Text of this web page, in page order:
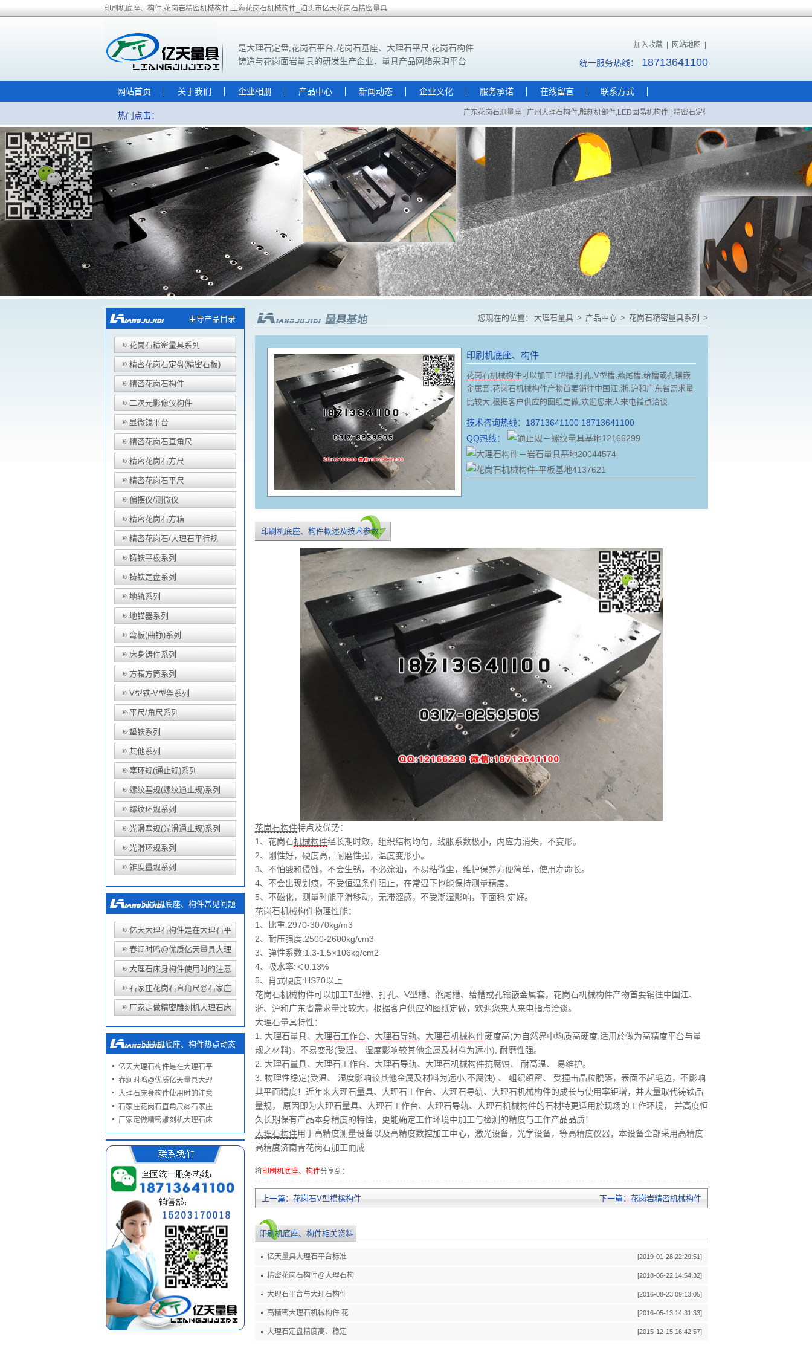
印刷机底座、构件,花岗岩精密机械构件,上海花岗石机械构件_泊头市亿天花岗石精密量具
是大理石定盘 花岗石平台 花岗石基座、大理石平尺, 花岗石构件
铸造与花岗面岩量具的研发生产企业．量具产品网络采购平台
加入收藏 网站地图
统一服务热线： 18713641100
网站首页 关于我们 企业相册 产品中心 新闻动态 企业文化 服务承诺 在线留言 联系方式
热门点击： 广东花岗石测量座 | 广州大理石构件,雕刻机部件,LED固晶机构件 | 精密石定盤,精密石板,精密石定盘
您现在的位置： 大理石量具 > 产品中心 > 花岗石精密量具系列 >
印刷机底座、构件
花岗石机械构件可以加工T型槽,打孔,V型槽,燕尾槽,给槽或孔镶嵌
金属套,花岗石机械构件产物首要销往中国江,浙,沪和广东省需求量
比较大,根据客户供应的图纸定做,欢迎您来人来电指点洽谈.
技术咨询热线： 18713641100 18713641100
QQ热线：
12166299
20044574
4137621
印刷机底座、构件概述及技术参数：
花岗石构件特点及优势：
1、花岗石机械构件经长期时效，组织结构均匀，线胀系数极小，内应力消失，不变形。
2、刚性好，硬度高，耐磨性强，温度变形小。
3、不怕酸和侵蚀，不会生锈，不必涂油，不易粘微尘，维护保养方便简单，使用寿命长。
4、不会出现划痕，不受恒温条件阻止，在常温下也能保持测量精度。
5、不磁化，测量时能平滑移动，无滞涩感，不受潮湿影响，平面稳 定好。
花岗石机械构件物理性能：
1、比重:2970-3070kg/m3
2、耐压强度:2500-2600kg/cm3
3、弹性系数:1.3-1.5×106kg/cm2
4、吸水率:＜0.13%
5、肖式硬度:HS70以上
花岗石机械构件可以加工T型槽、打孔、V型槽、燕尾槽、给槽或孔镶嵌金属套，花岗石机械构件产物首要销往中国江、
浙、沪和广东省需求量比较大，根据客户供应的图纸定做，欢迎您来人来电指点洽谈。
大理石量具特性：
1. 大理石量具、 大理石工作台、 大理石导轨、 大理石机械构件硬度高(为自然界中均质高硬度,适用於做为高精度平台与量
规之材料)，不易变形(受温、 湿度影响较其他金属及材料为远小), 耐磨性强。
2. 大理石量具、大理石工作台、大理石导轨、大理石机械构件抗腐蚀、 耐高温、 易维护。
3. 物理性稳定(受温、 湿度影响较其他金属及材料为远小,不腐蚀) 、 组织缜密、 受撞击晶粒脱落，表面不起毛边，不影响
其平面精度！近年来大理石量具、大理石工作台、大理石导轨、大理石机械构件的成长与使用率钜增，并大量取代铸铁品
量规， 原因即为大理石量具、大理石工作台、大理石导轨、大理石机械构件的石材特更适用於现场的工作环境， 并高度恒
久长期保有产品本身精度的特性，更能确定工作环境中加工与检测的精度与工作产品品质！
大理石构件用于高精度测量设备以及高精度数控加工中心，激光设备，光学设备，等高精度仪器，本设备全部采用高精度
高精度济南青花岗石加工而成
将印刷机底座、构件分享到：
上一篇： 花岗石V型横樑构件 下一篇： 花岗岩精密机械构件
印刷机底座、构件相关资料
亿天量具大理石平台标准 [2019-01-28 22:29:51]
精密花岗石构件@大理石构 [2018-06-22 14:54:32]
大理石平台与大理石构件 [2016-08-23 09:13:05]
高精密大理石机械构件 花 [2016-05-13 14:31:33]
大理石定盘精度高、稳定 [2015-12-15 16:42:57]
主导产品目录
花岗石精密量具系列
精密花岗石定盘(精密石板)
精密花岗石构件
二次元影像仪构件
显微镜平台
精密花岗石直角尺
精密花岗石方尺
精密花岗石平尺
偏摆仪/测微仪
精密花岗石方箱
精密花岗石/大理石平行规
铸铁平板系列
铸铁定盘系列
地轨系列
地锚器系列
弯板(曲铮)系列
床身铸件系列
方箱方筒系列
V型铁-V型架系列
平尺/角尺系列
垫铁系列
其他系列
塞环规(通止规)系列
螺纹塞规(螺纹通止规)系列
螺纹环规系列
光滑塞规(光滑通止规)系列
光滑环规系列
锥度量规系列
印刷机底座、构件常见问题
亿天大理石构件是在大理石平
春涧时鸣@优质亿天量具大理
大理石床身构件使用时的注意
石家庄花岗石直角尺@石家庄
厂家定做精密雕刻机大理石床
印刷机底座、构件热点动态
亿天大理石构件是在大理石平
春涧时鸣@优质亿天量具大理
大理石床身构件使用时的注意
石家庄花岗石直角尺@石家庄
厂家定做精密雕刻机大理石床